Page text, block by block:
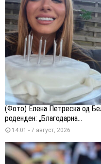
(Фото) Елена Петреска од
роденден: „Благодарна...
14:01 - 7 август, 2026